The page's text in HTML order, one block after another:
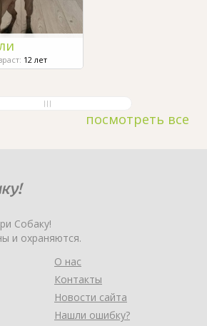
12 лет
посмотреть все
Собаку!
и охраняются.
О нас
Контакты
Новости сайта
Нашли ошибку?